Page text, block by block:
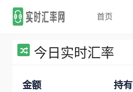
首页
今日实时汇率
金额 持有